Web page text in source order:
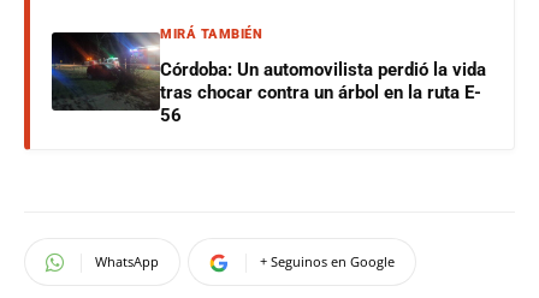
MIRÁ TAMBIÉN
Córdoba: Un automovilista perdió la vida
tras chocar contra un árbol en la ruta E-
56
WhatsApp + Seguinos en Google